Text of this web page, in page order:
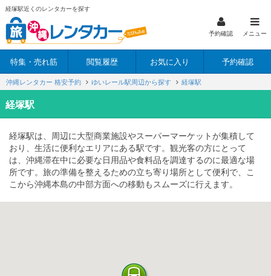
経塚駅近くのレンタカーを探す
予約確認 メニュー
特集・売れ筋 閲覧履歴 お気に入り 予約確認
沖縄レンタカー 格安予約 ゆいレール駅周辺から探す 経塚駅
経塚駅
経塚駅は、周辺に大型商業施設やスーパーマーケットが集積して
おり、生活に便利なエリアにある駅です。観光客の方にとって
は、沖縄滞在中に必要な日用品や食料品を調達するのに最適な場
所です。旅の準備を整えるための立ち寄り場所として便利で、こ
こから沖縄本島の中部方面への移動もスムーズに行えます。